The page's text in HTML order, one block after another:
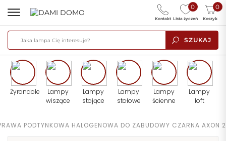
SZUKAJ
0
Lista życzeń
0
Koszyk
Kontakt
Żyrandole
Lampy
wiszące
Lampy
stojące
Lampy
stołowe
Lampy
ścienne
Lampy
loft
PODTYNKOWA HALOGENOWA DO ZABUDOWY CZARNA AXON 2